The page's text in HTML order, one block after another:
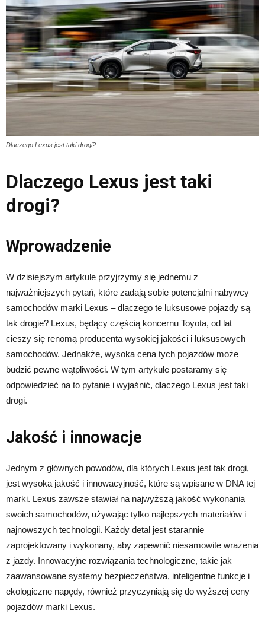
Dlaczego Lexus jest taki drogi?
Dlaczego Lexus jest taki
drogi?
Wprowadzenie
W dzisiejszym artykule przyjrzymy się jednemu z
najważniejszych pytań, które zadają sobie potencjalni nabywcy
samochodów marki Lexus – dlaczego te luksusowe pojazdy są
tak drogie? Lexus, będący częścią koncernu Toyota, od lat
cieszy się renomą producenta wysokiej jakości i luksusowych
samochodów. Jednakże, wysoka cena tych pojazdów może
budzić pewne wątpliwości. W tym artykule postaramy się
odpowiedzieć na to pytanie i wyjaśnić, dlaczego Lexus jest taki
drogi.
Jakość i innowacje
Jednym z głównych powodów, dla których Lexus jest tak drogi,
jest wysoka jakość i innowacyjność, które są wpisane w DNA tej
marki. Lexus zawsze stawiał na najwyższą jakość wykonania
swoich samochodów, używając tylko najlepszych materiałów i
najnowszych technologii. Każdy detal jest starannie
zaprojektowany i wykonany, aby zapewnić niesamowite wrażenia
z jazdy. Innowacyjne rozwiązania technologiczne, takie jak
zaawansowane systemy bezpieczeństwa, inteligentne funkcje i
ekologiczne napędy, również przyczyniają się do wyższej ceny
pojazdów marki Lexus.